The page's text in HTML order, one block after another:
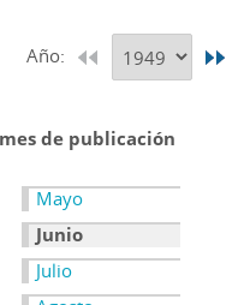
Año:
de publicación
Mayo
Junio
Julio